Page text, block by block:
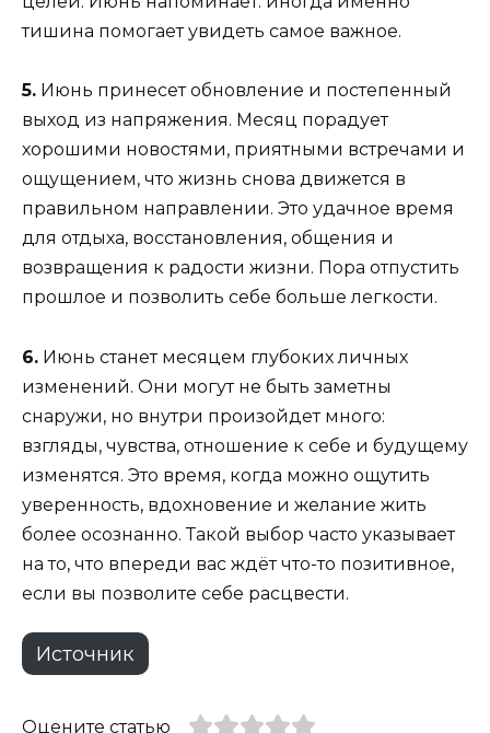
тишина помогает увидеть самое важное.
5. Июнь принесет обновление и постепенный
выход из напряжения. Месяц порадует
хорошими новостями, приятными встречами и
ощущением, что жизнь снова движется в
правильном направлении. Это удачное время
для отдыха, восстановления, общения и
возвращения к радости жизни. Пора отпустить
прошлое и позволить себе больше легкости.
6. Июнь станет месяцем глубоких личных
изменений. Они могут не быть заметны
снаружи, но внутри произойдет много:
взгляды, чувства, отношение к себе и будущему
изменятся. Это время, когда можно ощутить
уверенность, вдохновение и желание жить
более осознанно. Такой выбор часто указывает
на то, что впереди вас ждёт что-то позитивное,
если вы позволите себе расцвести.
Источник
Оцените статью